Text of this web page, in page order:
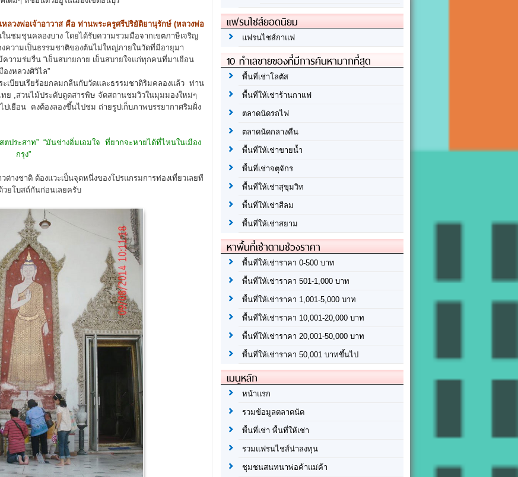
ลวงพ่อเจ้าอาวาส คือ ท่านพระครูศรีปริยัติยานุรักษ์ (หลวงพ่อ
นชมชุนคลองบาง โดยได้รับความรวมมือจากเขตภาษีเจริญ
ความเป็นธรรมชาติของต้นไม่ใหญ่ภายในวัดที่มีอายุมา
ามร่มรื่น “เย็นสบายกาย เย็นสบายใจแก่ทุกคนที่มาเยือน
งหลวงศิวิไล”
บียบเรียร้อยกลมกลืนกับวัดและธรรมชาติริมคลองแล้ว ท่าน
ทย ,สวนไม้ประดับดูดสารพิษ จัดสถานชมวิวในมุมมองใหม่ๆ
เยือน คงต้องลองขึ้นไปชม ถ่ายรูปเก็บภาพบรรยากาศริมฝั่ง
ประสาท” “มันช่างอิ่มเอมใจ ที่ยากจะหายได้ที่ไหนในเมือง
กรุง”
งชาติ ต้องแวะเป็นจุดหนึ่งของโปรแกรมการท่องเที่ยวเลยที
ยโบสถ์กันก่อนเลยครับ
แฟรนไชส์ยอดนิยม
แฟรนไชส์กาแฟ
10 ทำเลขายของที่มีการค้นหามากที่สุด
พื้นที่เช่าโลตัส
พื้นที่ให้เช่าร้านกาแฟ
ตลาดนัดรถไฟ
ตลาดนัดกลางคืน
พื้นที่ให้เช่าขายน้ำ
พื้นที่เช่าจตุจักร
พื้นที่ให้เช่าสุขุมวิท
พื้นที่ให้เช่าสีลม
พื้นที่ให้เช่าสยาม
หาพื้นที่เช่าตามช่วงราคา
พื้นที่ให้เช่าราคา 0-500 บาท
พื้นที่ให้เช่าราคา 501-1,000 บาท
พื้นที่ให้เช่าราคา 1,001-5,000 บาท
พื้นที่ให้เช่าราคา 10,001-20,000 บาท
พื้นที่ให้เช่าราคา 20,001-50,000 บาท
พื้นที่ให้เช่าราคา 50,001 บาทขึ้นไป
เมนูหลัก
หน้าแรก
รวมข้อมูลตลาดนัด
พื้นที่เช่า พื้นที่ให้เช่า
รวมแฟรนไชส์น่าลงทุน
ชุมชนสนทนาพ่อค้าแม่ค้า